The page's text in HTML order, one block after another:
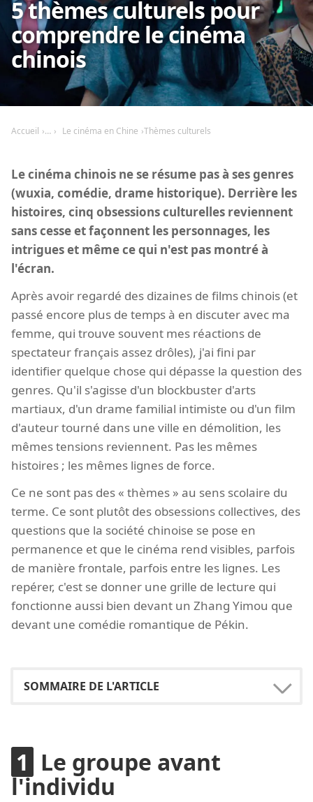
5 thèmes culturels pour
comprendre le cinéma
chinois
Accueil Le cinéma en Chine Thèmes culturels
Le cinéma chinois ne se résume pas à ses genres
(wuxia, comédie, drame historique). Derrière les
histoires, cinq obsessions culturelles reviennent
sans cesse et façonnent les personnages, les
intrigues et même ce qui n'est pas montré à
l'écran.
Après avoir regardé des dizaines de films chinois (et
passé encore plus de temps à en discuter avec ma
femme, qui trouve souvent mes réactions de
spectateur français assez drôles), j'ai fini par
identifier quelque chose qui dépasse la question des
genres. Qu'il s'agisse d'un blockbuster d'arts
martiaux, d'un drame familial intimiste ou d'un film
d'auteur tourné dans une ville en démolition, les
mêmes tensions reviennent. Pas les mêmes
histoires ; les mêmes lignes de force.
Ce ne sont pas des « thèmes » au sens scolaire du
terme. Ce sont plutôt des obsessions collectives, des
questions que la société chinoise se pose en
permanence et que le cinéma rend visibles, parfois
de manière frontale, parfois entre les lignes. Les
repérer, c'est se donner une grille de lecture qui
fonctionne aussi bien devant un Zhang Yimou que
devant une comédie romantique de Pékin.
Le groupe avant
l'individu